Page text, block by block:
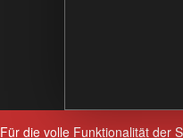
n
s
Für die volle Funktionalität der